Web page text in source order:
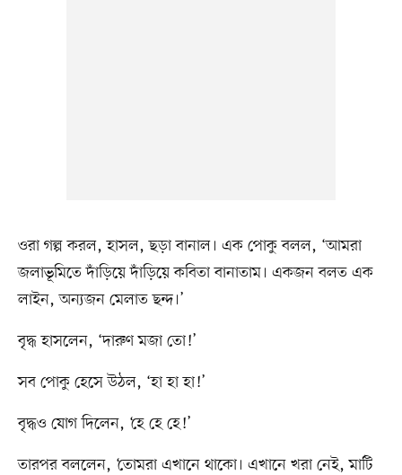
ওরা গল্প করল, হাসল, ছড়া বানাল। এক পোকু বলল, ‘আমরা
জলাভূমিতে দাঁড়িয়ে দাঁড়িয়ে কবিতা বানাতাম। একজন বলত এক
লাইন, অন্যজন মেলাত ছন্দ।’
বৃদ্ধ হাসলেন, ‘দারুণ মজা তো!’
সব পোকু হেসে উঠল, ‘হা হা হা!’
বৃদ্ধও যোগ দিলেন, ‘হে হে হে!’
তারপর বললেন, ‘তোমরা এখানে থাকো। এখানে খরা নেই, মাটি